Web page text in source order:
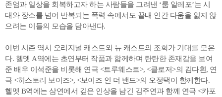
존엄과 일상을 회복하고자 하는 사람들을 그려낸 ‘룸 알레포’는 시
대와 장소를 넘어 반복되는 폭력 속에서도 끝내 인간 다움을 잃지 않
으려는 이들의 모습을 담아낸다.
이번 시즌 역시 오리지널 캐스트와 뉴 캐스트의 조화가 기대를 모은
다. 헬멧 A역에는 초연부터 작품과 함께하며 탄탄한 존재감을 보여
준 배우 이석준을 비롯해 연극 <트루웨스트>, <클로저>의 김다흰, 연
극 <히스토리 보이즈>, <보이즈 인 더 밴드>의 오정택이 함께한다.
헬멧 B역에는 삼연에서 깊은 인상을 남긴 김주연과 함께 연극 <카포